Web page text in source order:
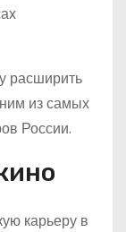
расширить
из самых
России.
карьеру в